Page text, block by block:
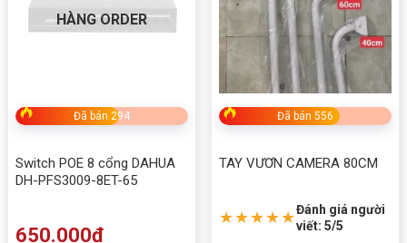
HÀNG ORDER
Đã bán 294
Switch POE 8 cổng DAHUA
DH-PFS3009-8ET-65
650.000₫
Đã bán 556
TAY VƯƠN CAMERA 80CM
★★★★★Đánh giá người
viết: 5/5